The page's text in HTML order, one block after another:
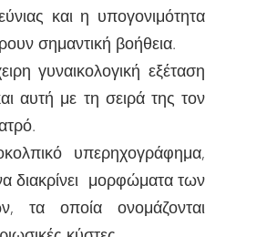
και η υπογονιμότητα
σημαντική βοήθεια.
γυναικολογική εξέταση
αυτή με τη σειρά της τον
υπερηχογράφημα,
διακρίνει μορφώματα των
τα οποία ονομάζονται